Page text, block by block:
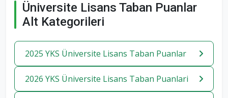
Üniversite Lisans Taban Puanlar
Alt Kategorileri
2025 YKS Üniversite Lisans Taban Puanlar
2026 YKS Üniversite Lisans Taban Puanlari